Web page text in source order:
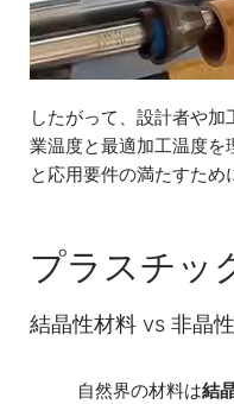
したがって、設計者や
業温度と最適加工温度を
と応用要件の満たすため
プラスチッ
結晶性材料 vs 非晶
自然界の材料は結